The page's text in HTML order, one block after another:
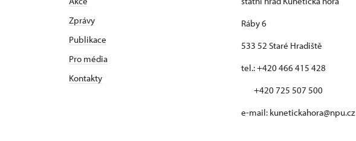
Zprávy
Publikace
Pro média
Kontakty
Ráby 6
533 52 Staré Hradiště
tel.: +420 466 415 428
+420 725 507 500
e-mail: kunetickahora@npu.cz